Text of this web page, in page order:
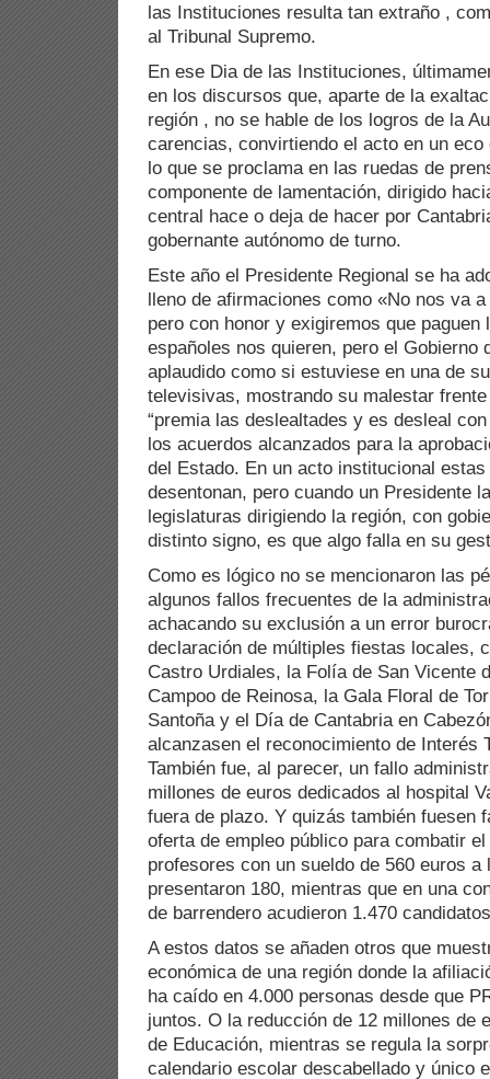
las Instituciones resulta tan extraño ,
al Tribunal Supremo.
En ese Dia de las Instituciones,
en los discursos que, aparte de la
región , no se hable de los logros de la
carencias, convirtiendo el acto en un
lo que se proclama en las ruedas de
componente de lamentación, dirigido
central hace o deja de hacer por
gobernante autónomo de turno.
Este año el Presidente Regional se ha
lleno de afirmaciones como «No nos va
pero con honor y exigiremos que paguen
españoles nos quieren, pero el Gobierno
aplaudido como si estuviese en una de
televisivas, mostrando su malestar
“premia las deslealtades y es desleal
los acuerdos alcanzados para la
del Estado. En un acto institucional
desentonan, pero cuando un Presidente
legislaturas dirigiendo la región, con
distinto signo, es que algo falla en su
Como es lógico no se mencionaron las
algunos fallos frecuentes de la
achacando su exclusión a un error
declaración de múltiples fiestas locales,
Castro Urdiales, la Folía de San Vicente
Campoo de Reinosa, la Gala Floral de
Santoña y el Día de Cantabria en
alcanzasen el reconocimiento de Interés
También fue, al parecer, un fallo
millones de euros dedicados al hospital
fuera de plazo. Y quizás también fuesen
oferta de empleo público para combatir
profesores con un sueldo de 560 euros a
presentaron 180, mientras que en una
de barrendero acudieron 1.470
A estos datos se añaden otros que
económica de una región donde la
ha caído en 4.000 personas desde que
juntos. O la reducción de 12 millones de
de Educación, mientras se regula la
calendario escolar descabellado y único